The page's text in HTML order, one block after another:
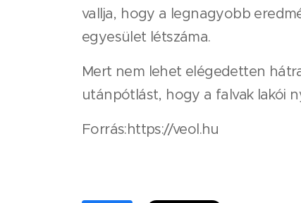
vallja, hogy a legnagyobb
egyesület létszáma.
Mert nem lehet elégedetten
utánpótlást, hogy a falvak lakói
Forrás:https://veol.hu